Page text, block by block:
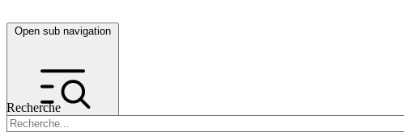
Open sub navigation
Recherche